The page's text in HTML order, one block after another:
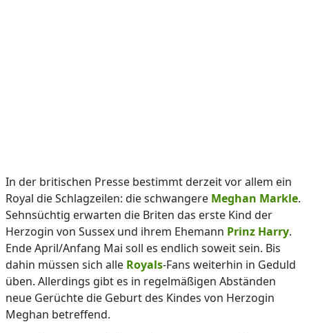
In der britischen Presse bestimmt derzeit vor allem ein
Royal die Schlagzeilen: die schwangere Meghan Markle.
Sehnsüchtig erwarten die Briten das erste Kind der
Herzogin von Sussex und ihrem Ehemann Prinz Harry.
Ende April/Anfang Mai soll es endlich soweit sein. Bis
dahin müssen sich alle Royals-Fans weiterhin in Geduld
üben. Allerdings gibt es in regelmäßigen Abständen
neue Gerüchte die Geburt des Kindes von Herzogin
Meghan betreffend.